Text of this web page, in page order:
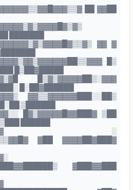
██ ▓▓██
███████
▓▓ ▓
█▒
█▒██▓█████
█▒▓▒▓▓▓▓▓██▒░▓▓▓
█░██▓██████
▓▓▒▒▓▓▓▓▓▓███░░██▒
▒██████
█▓▒▓▓▓▓▓█▓▓███▓ ▒██
██████
░
▓██ ▓▓▓▓██▓███▓
▓███▓▓███